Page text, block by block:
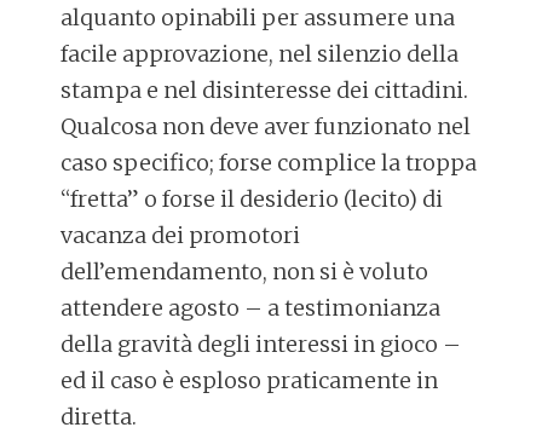
alquanto opinabili per assumere una
facile approvazione, nel silenzio della
stampa e nel disinteresse dei cittadini.
Qualcosa non deve aver funzionato nel
caso specifico; forse complice la troppa
“fretta” o forse il desiderio (lecito) di
vacanza dei promotori
dell’emendamento, non si è voluto
attendere agosto – a testimonianza
della gravità degli interessi in gioco –
ed il caso è esploso praticamente in
diretta.